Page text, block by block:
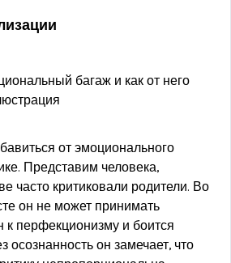
от эмоционального
Представим человека,
часто критиковали родители. Во
он не может принимать
к перфекционизму и боится
осознанность он замечает, что